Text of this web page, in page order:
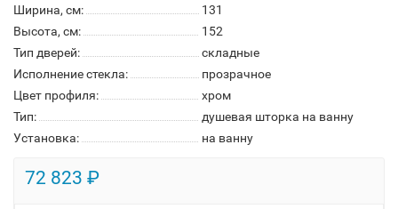
Ширина, см:
131
Высота, см:
152
Тип дверей:
складные
Исполнение стекла:
прозрачное
Цвет профиля:
хром
Тип:
душевая шторка на ванну
Установка:
на ванну
72 823 ₽